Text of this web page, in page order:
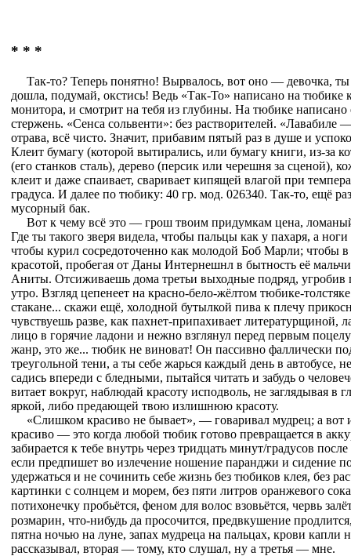
* * *
Так-то? Теперь понятно! Вырвалось, вот оно — девочка, ты
дошла, подумай, окстись! Ведь «Так-То» написано на тюбике
монитора, и смотрит на тебя из глубины. На тюбике
стержень. «Сенса сольвенти»: без растворителей.
отрава, всё чисто. Значит, прибавим пятый раз в душе и
Клеит бумагу (которой вытирались, или бумагу книги, из-за
(его станков сталь), дерево (персик или черешня за сценой),
клеит и даже спаивает, сваривает кипящей влагой при
градуса. И далее по тюбику: 40 гр. мод. 026340. Так-то, ещё
мусорный бак.
Вот к чему всё это — грош твоим придумкам цена,
Где ты такого зверя видела, чтобы пальцы как у пахаря, а
чтобы курил сосредоточенно как молодой Боб Марли; чтобы в
красотой, пробегая от Даны Интернешнл в бытность её
Аниты. Отсиживаешь дома третьи выходные подряд, угробив
утро. Взгляд цепенеет на красно-бело-жёлтом тюбике-
стакане... скажи ещё, холодной бутылкой пива к плечу
чувствуешь разве, как пахнет-припахивает литературщиной,
лицо в горячие ладони и нежно взглянул перед первым
жанр, это же... тюбик не виноват! Он пассивно фаллически
треугольной тени, а ты себе жарься каждый день в автобусе,
садись впереди с бледными, пытайся читать и забудь о
витает вокруг, наблюдай красоту исподволь, не заглядывая в
яркой, либо предающей твою излишнюю красоту.
«Слишком красиво не бывает», — говаривал мудрец; а вот
красиво — это когда любой тюбик готово превращается в
забирается к тебе внутрь через тридцать минут/градусов
если предпишет во излечение ношение паранджи и сидение
удержаться и не сочинить себе жизнь без тюбиков клея, без
картинки с солнцем и морем, без пяти литров оранжевого
потихонечку пробьётся, феном для волос взовьётся, червь
розмарин, что-нибудь да просочится, предвкушение
пятна ночью на луне, запах мудреца на пальцах, крови капли
рассказывал, вторая — тому, кто слушал, ну а третья — мне.